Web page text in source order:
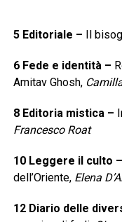
5 Editoriale – Il
6 Fede e identità–
Amitav Ghosh,
8 Editoria mistica–
Francesco Roat
10 Leggere il culto –
dell’Oriente, Elena
12 Diario delle